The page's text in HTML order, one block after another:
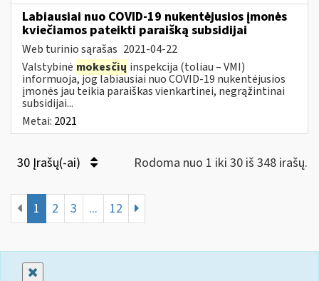
Labiausiai nuo COVID-19 nukentėjusios įmonės
kviečiamos pateikti paraišką subsidijai
Web turinio sąrašas 2021-04-22
Valstybinė mokesčių inspekcija (toliau – VMI)
informuoja, jog labiausiai nuo COVID-19 nukentėjusios
įmonės jau teikia paraiškas vienkartinei, negrąžintinai
subsidijai...
Metai: 2021
30 Įrašų(-ai) Rodoma nuo 1 iki 30 iš 348 irašų.
1 2 3 ... 12